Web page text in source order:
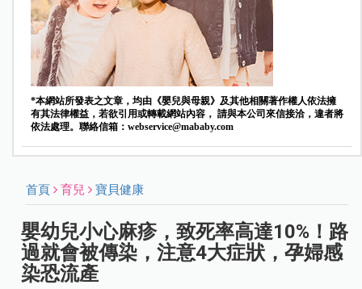
*本網站所發表之文章，均由《嬰兒與母親》及其他相關著作權人依法擁
有其法律權益，若欲引用或轉載網站內容， 請與本公司來信接洽，違者將
依法處理。聯絡信箱： webservice@mababy.com
首頁 育兒 寶貝健康
嬰幼兒小心麻疹，致死率高達10%！路
過就會被傳染，注意4大症狀，孕婦感
染恐流產